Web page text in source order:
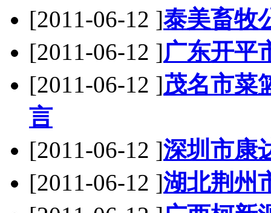
[2011-06-12 ]泰美畜牧
[2011-06-12 ]广东开平
[2011-06-12 ]茂名市菜
言
[2011-06-12 ]深圳市康
[2011-06-12 ]湖北荆州